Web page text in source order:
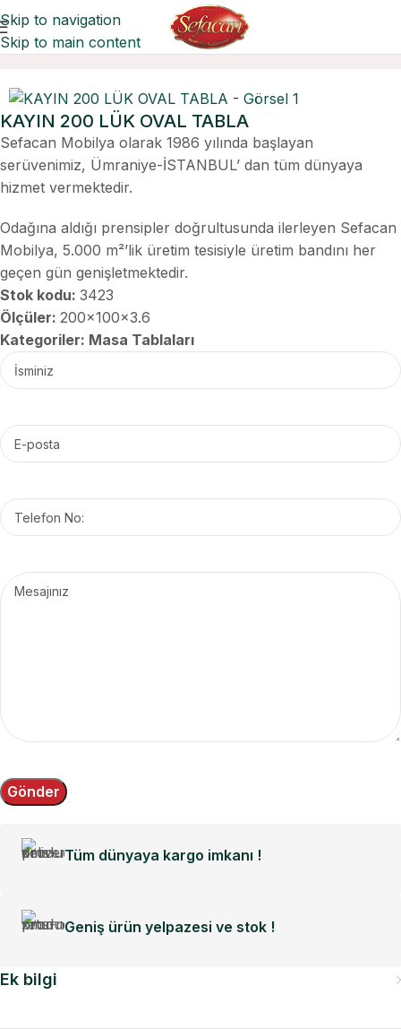
Skip to navigation
Skip to main content
Ana Sayfa Masa Tablaları
KAYIN 200 LÜK OVAL TABLA
Sefacan Mobilya olarak 1986 yılında başlayan
serüvenimiz, Ümraniye-İSTANBUL’ dan tüm dünyaya
hizmet vermektedir.
Odağına aldığı prensipler doğrultusunda ilerleyen Sefacan
Mobilya, 5.000 m²’lik üretim tesisiyle üretim bandını her
geçen gün genişletmektedir.
Stok kodu: 3423
Ölçüler: 200x100x3.6
Kategoriler: Masa Tablaları
Tüm dünyaya kargo imkanı !
Geniş ürün yelpazesi ve stok !
Ek bilgi